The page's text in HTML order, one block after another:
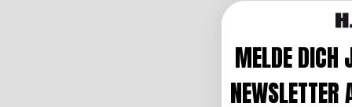
MELDE DICH
NEWSLETTER